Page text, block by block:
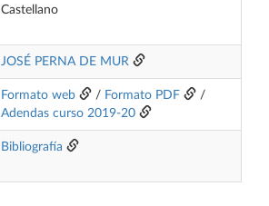
Castellano
JOSÉ PERNA DE MUR
Formato web / Formato PDF
/
Adendas curso 2019-20
Bibliografía